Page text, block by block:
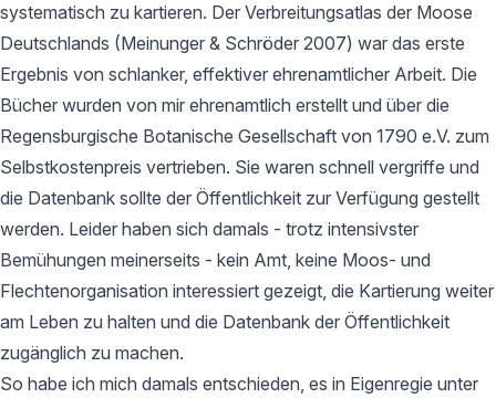
systematisch zu kartieren. Der Verbreitungsatlas der Moose
Deutschlands (Meinunger & Schröder 2007) war das erste
Ergebnis von schlanker, effektiver ehrenamtlicher Arbeit. Die
Bücher wurden von mir ehrenamtlich erstellt und über die
Regensburgische Botanische Gesellschaft von 1790 e.V. zum
Selbstkostenpreis vertrieben. Sie waren schnell vergriffe und
die Datenbank sollte der Öffentlichkeit zur Verfügung gestellt
werden. Leider haben sich damals - trotz intensivster
Bemühungen meinerseits - kein Amt, keine Moos- und
Flechtenorganisation interessiert gezeigt, die Kartierung weiter
am Leben zu halten und die Datenbank der Öffentlichkeit
zugänglich zu machen.
So habe ich mich damals entschieden, es in Eigenregie unter